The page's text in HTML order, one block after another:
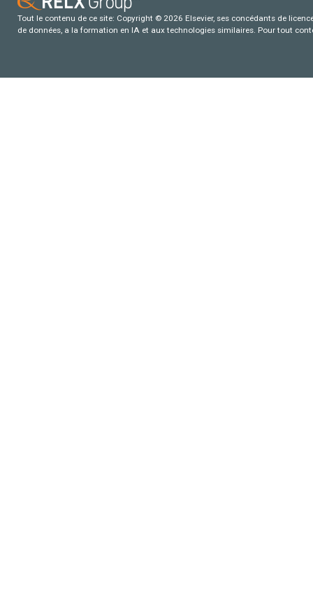
Tout le contenu de ce site: Copyright © 2026 Elsevier, ses concédants de
de données, a la formation en IA et aux technologies similaires. Pour tout